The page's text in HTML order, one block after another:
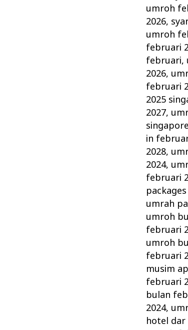
umroh
2026,
umroh
februari
februari,
2026,
februari
2025
2027,
in
2028,
2024,
februari
umrah
umroh
februari
umroh
februari
musim
februari
bulan
2024,
hotel